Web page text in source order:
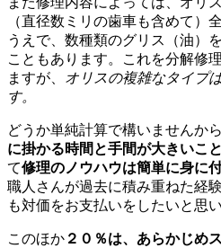
（直径数ミリの歯車も含めて）
うえで、数種類のグリス（油）
こともあります。これを分解修
ますが、 オリスの複雑なタイプ
す。
どうか単純計算で構いませんから
に掛かる時間と手間が大きいこと
て修理のノウハウは簡単に身に
職人さんが過去に積み重ねた経
も対価をお支払いをしたいと思い
このほか ２０％は、あらかじめ